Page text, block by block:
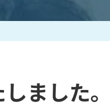
ュエリー・ウォッチ買取
ました。